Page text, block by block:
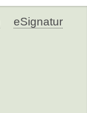
eSignatur